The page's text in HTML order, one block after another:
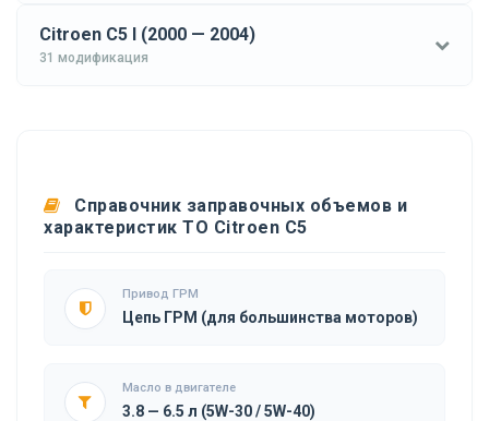
Citroen C5 I (2000 — 2004)
31 модификация
Справочник заправочных объемов и
характеристик ТО Citroen C5
Привод ГРМ
Цепь ГРМ (для большинства моторов)
Масло в двигателе
3.8 — 6.5 л (5W-30 / 5W-40)